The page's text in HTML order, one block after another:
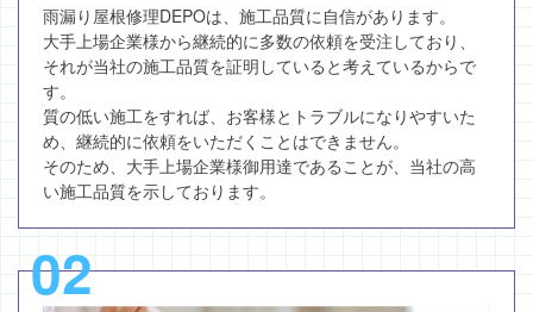
雨漏り屋根修理DEPOは、施工品質に自信があります。
大手上場企業様から継続的に多数の依頼を受注しており、
それが当社の施工品質を証明していると考えているからで
す。
質の低い施工をすれば、お客様とトラブルになりやすいた
め、継続的に依頼をいただくことはできません。
そのため、大手上場企業様御用達であることが、当社の高
い施工品質を示しております。
02